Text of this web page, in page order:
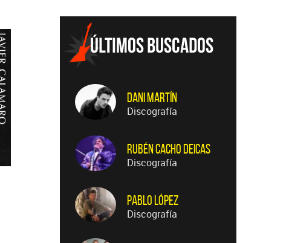
Dani Martín
Discografía
Rubén Cacho Deicas
Discografía
Pablo López
Discografía